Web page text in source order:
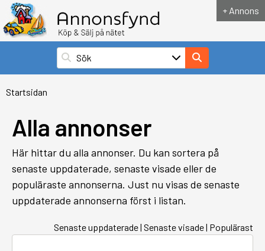
+ Annons
Startsidan
Alla annonser
Här hittar du alla annonser. Du kan sortera på
senaste uppdaterade, senaste visade eller de
populäraste annonserna. Just nu visas de senaste
uppdaterade annonserna först i listan.
Senaste uppdaterade| Senaste visade| Populärast